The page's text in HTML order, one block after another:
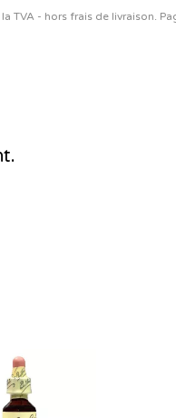
TVA - hors frais de livraison.